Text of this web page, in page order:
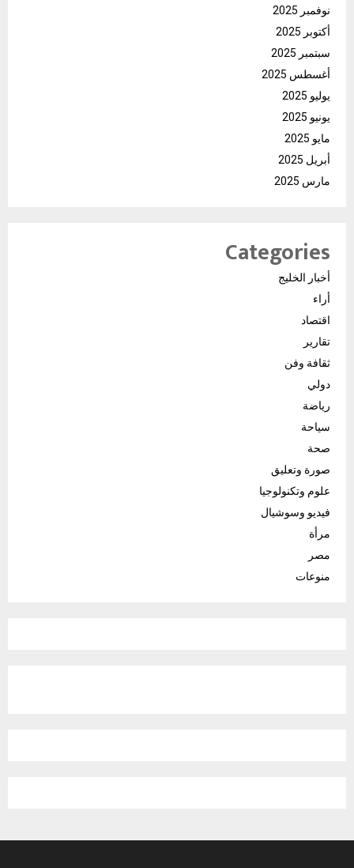
نوفمبر 2025
أكتوبر 2025
سبتمبر 2025
أغسطس 2025
يوليو 2025
يونيو 2025
مايو 2025
أبريل 2025
مارس 2025
Categories
أخبار الخليج
أراء
اقتصاد
تقارير
ثقافة وفن
دولي
رياضة
سياحة
صحة
صورة وتعليق
علوم وتكنولوجيا
فيديو وسوشيال
مرأة
مصر
منوعات